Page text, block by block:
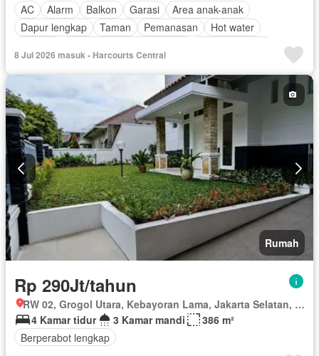
AC
Alarm Balkon Garasi
Area anak-anak
Dapur lengkap
Taman Pemanasan
Hot water
Keamanan
Kolam renang Telephone
Televisi
Lemari pakaian bawaan
Deck
Listrik
Fully fenced Cctv Rumah jaga
Dapur terpadu
Pemandangan panorama
Pay TV access
Ruang layanan
Keamanan 24 jam
Air Tangki air
Wifi
Sebagian perabotan
8 Jul 2026 masuk - Harcourts Central
Rumah
Rp 290Jt/tahun
RW 02, Grogol Utara, Kebayoran Lama, Jakarta Selatan, Daerah Khusus Ibukota Jakarta
4 Kamar tidur
3 Kamar mandi
386 m²
Berperabot lengkap